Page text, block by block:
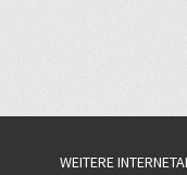
WEITERE